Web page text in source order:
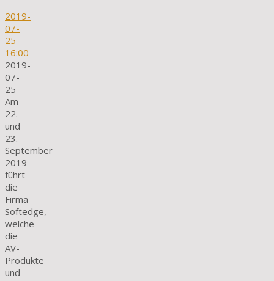
2019-
07-
25 -
16:00
2019-
07-
25
Am
22.
und
23.
September
2019
führt
die
Firma
Softedge,
welche
die
AV-
Produkte
und